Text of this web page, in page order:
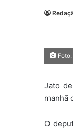
Jato
manhã
O